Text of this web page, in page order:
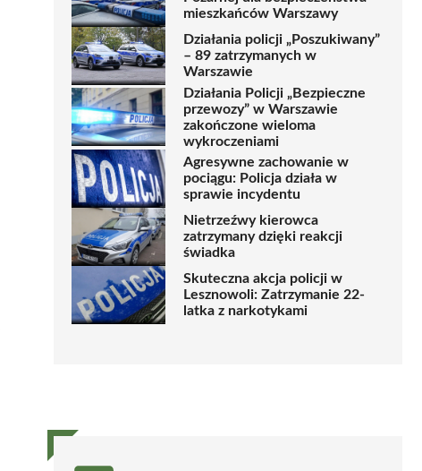
mieszkańców Warszawy
Działania policji „Poszukiwany”
– 89 zatrzymanych w
Warszawie
Działania Policji „Bezpieczne
przewozy” w Warszawie
zakończone wieloma
wykroczeniami
Agresywne zachowanie w
pociągu: Policja działa w
sprawie incydentu
Nietrzeźwy kierowca
zatrzymany dzięki reakcji
świadka
Skuteczna akcja policji w
Lesznowoli: Zatrzymanie 22-
latka z narkotykami